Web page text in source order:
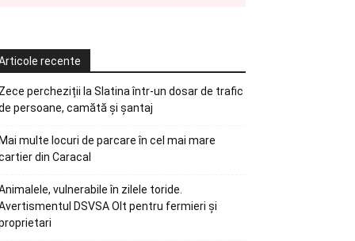
recente
Zece percheziții la Slatina într-un dosar de trafic
persoane, camătă și șantaj
Mai multe locuri de parcare în cel mai mare
din Caracal
vulnerabile în zilele toride.
DSVSA Olt pentru fermieri și